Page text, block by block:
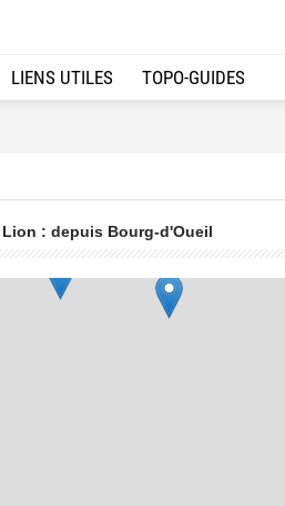
LIENS UTILES TOPO-GUIDES
Lion : depuis Bourg-d'Oueil